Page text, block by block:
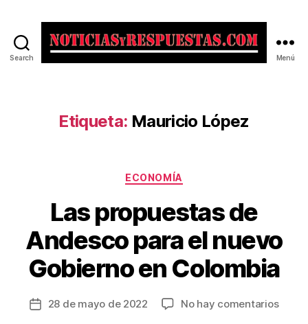
Search Menú
Etiqueta: Mauricio López
Categorías
ECONOMÍA
Las propuestas de
Andesco para el nuevo
Gobierno en Colombia
Fecha28 de mayo de 2022 No hay comentariosen